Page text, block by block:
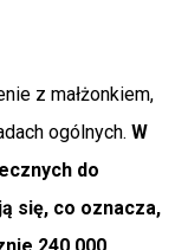
z małżonkiem,
ogólnych. W
do
się, co oznacza,